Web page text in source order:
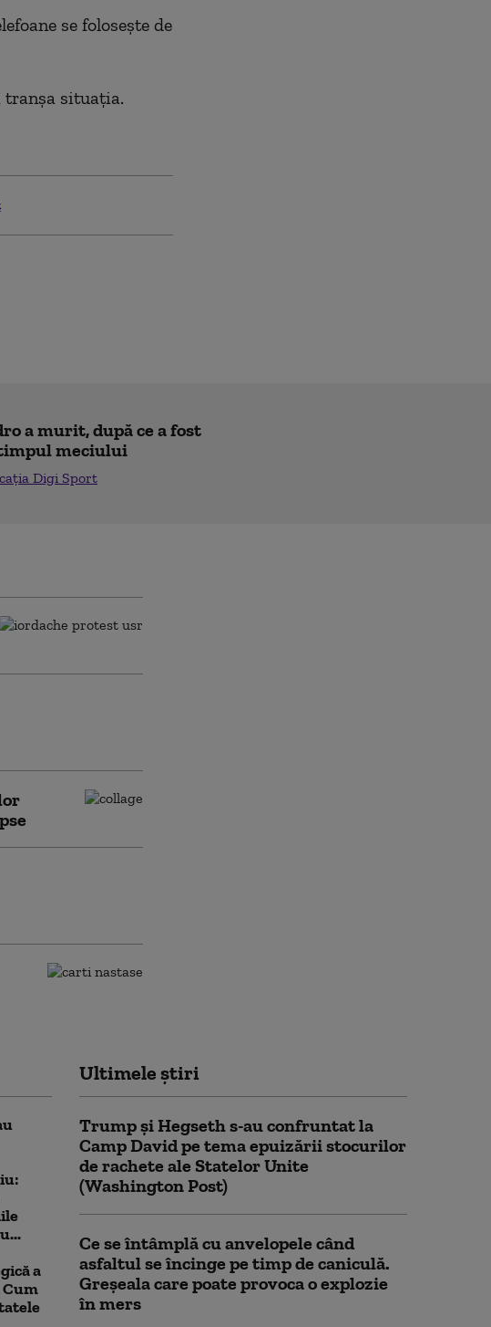
se folosește de
tranșa situația.
a murit, după ce a fost
meciului
Digi Sport
a
Ultimele știri
Trump şi Hegseth s-au confruntat la
Camp David pe tema epuizării stocurilor
de rachete ale Statelor Unite
(Washington Post)
Ce se întâmplă cu anvelopele când
asfaltul se încinge pe timp de caniculă.
Greșeala care poate provoca o explozie
în mers